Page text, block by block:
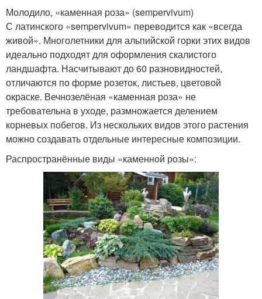
Молодило, «каменная роза» (sempervivum)
С латинского «sempervivum» переводится как «всегда
живой». Многолетники для альпийской горки этих видов
идеально подходят для оформления скалистого
ландшафта. Насчитывают до 60 разновидностей,
отличаются по форме розеток, листьев, цветовой
окраске. Вечнозелёная «каменная роза» не
требовательна в уходе, размножается делением
корневых побегов. Из нескольких видов этого растения
можно создавать отдельные интересные композиции.
Распространённые виды «каменной розы»: